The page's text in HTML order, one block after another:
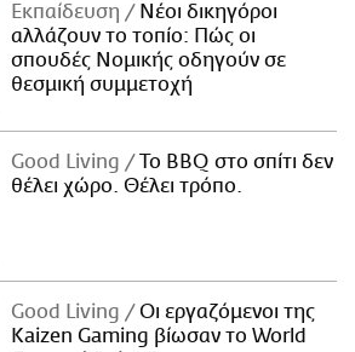
Εκπαίδευση
Νέοι δικηγόροι
αλλάζουν το τοπίο: Πώς οι
σπουδές Νομικής οδηγούν σε
θεσμική συμμετοχή
Good Living
Το BBQ στο σπίτι δεν
θέλει χώρο. Θέλει τρόπο.
Good Living
Οι εργαζόμενοι της
Kaizen Gaming βίωσαν το World